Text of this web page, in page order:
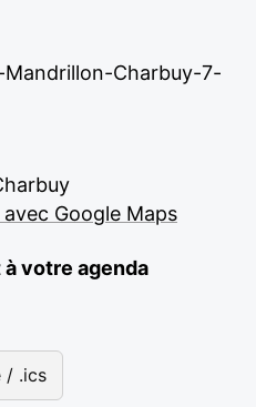
Charbuy-7-
Google Maps
votre agenda
/ .ics